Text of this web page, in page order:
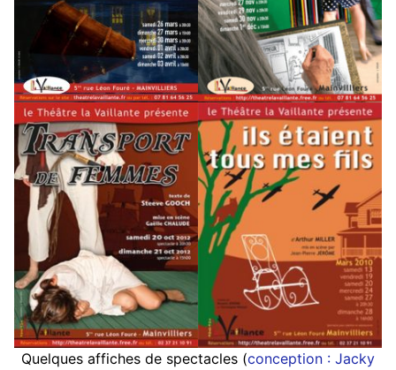
Quelques affiches de spectacles (conception : Jacky